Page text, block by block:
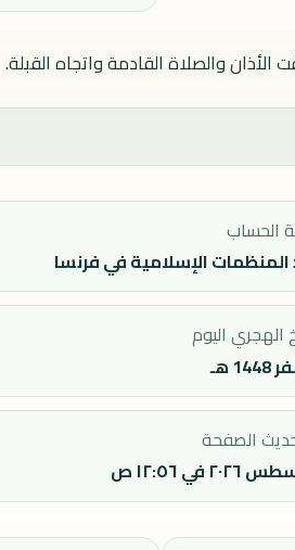
والصلاة القادمة واتجاه القبلة.
الحساب
المنظمات الإسلامية في فرنسا
الهجري اليوم
الصفحة